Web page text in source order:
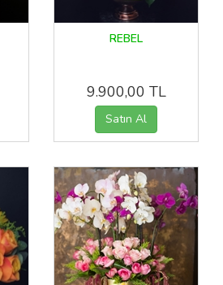
REBEL
9.900,00 TL